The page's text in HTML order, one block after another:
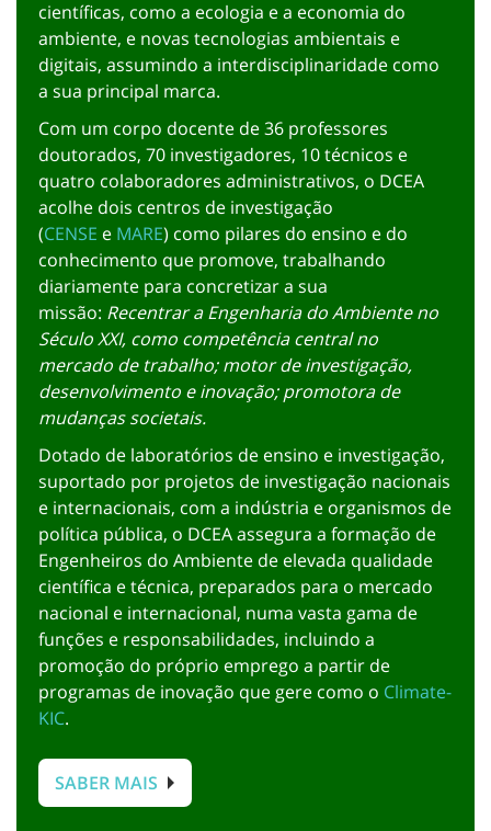
científicas, como a ecologia e a economia do
ambiente, e novas tecnologias ambientais e
digitais, assumindo a interdisciplinaridade como
a sua principal marca.
Com um corpo docente de 36 professores
doutorados, 70 investigadores, 10 técnicos e
quatro colaboradores administrativos, o DCEA
acolhe dois centros de investigação
(CENSE e MARE) como pilares do ensino e do
conhecimento que promove, trabalhando
diariamente para concretizar a sua
missão: Recentrar a Engenharia do Ambiente no
Século XXI, como competência central no
mercado de trabalho; motor de investigação,
desenvolvimento e inovação; promotora de
mudanças societais.
Dotado de laboratórios de ensino e investigação,
suportado por projetos de investigação nacionais
e internacionais, com a indústria e organismos de
política pública, o DCEA assegura a formação de
Engenheiros do Ambiente de elevada qualidade
científica e técnica, preparados para o mercado
nacional e internacional, numa vasta gama de
funções e responsabilidades, incluindo a
promoção do próprio emprego a partir de
programas de inovação que gere como o Climate-
KIC.
SABER MAIS